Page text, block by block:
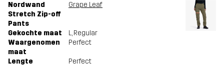
Nordwand
Stretch Zip-off
Pants
Grape Leaf
Gekochte maat L, Regular
Waargenomen
maat
Perfect
Lengte Perfect